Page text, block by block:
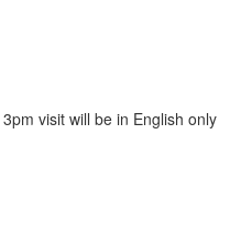
visit will be in English only